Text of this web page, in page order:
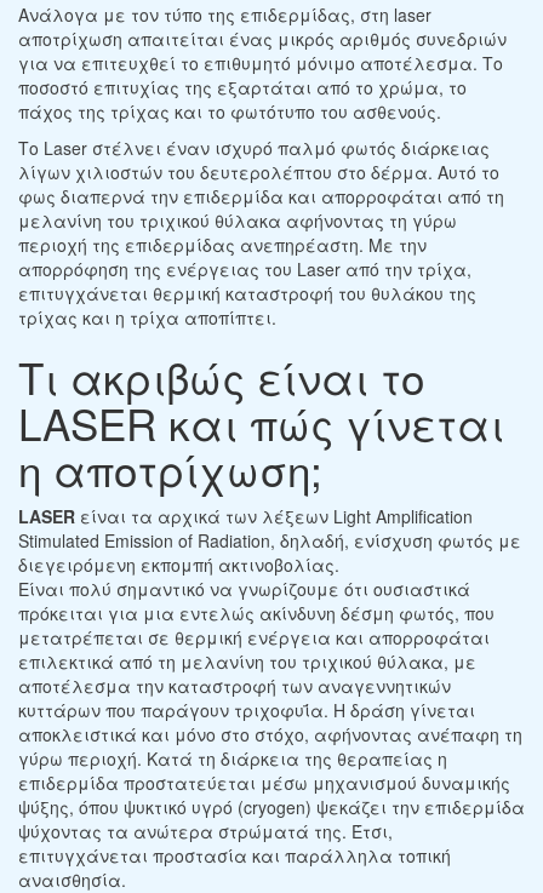
Ανάλογα με τον τύπο της επιδερμίδας, στη laser
αποτρίχωση απαιτείται ένας μικρός αριθμός συνεδριών
για να επιτευχθεί το επιθυμητό μόνιμο αποτέλεσμα. Το
ποσοστό επιτυχίας της εξαρτάται από το χρώμα, το
πάχος της τρίχας και το φωτότυπο του ασθενούς.
Το Laser στέλνει έναν ισχυρό παλμό φωτός διάρκειας
λίγων χιλιοστών του δευτερολέπτου στο δέρμα. Αυτό το
φως διαπερνά την επιδερμίδα και απορροφάται από τη
μελανίνη του τριχικού θύλακα αφήνοντας τη γύρω
περιοχή της επιδερμίδας ανεπηρέαστη. Με την
απορρόφηση της ενέργειας του Laser από την τρίχα,
επιτυγχάνεται θερμική καταστροφή του θυλάκου της
τρίχας και η τρίχα αποπίπτει.
Τι ακριβώς είναι το
LASER και πώς γίνεται
η αποτρίχωση;
LASER είναι τα αρχικά των λέξεων Light Amplification
Stimulated Emission of Radiation, δηλαδή, ενίσχυση φωτός με
διεγειρόμενη εκπομπή ακτινοβολίας.
Είναι πολύ σημαντικό να γνωρίζουμε ότι ουσιαστικά
πρόκειται για μια εντελώς ακίνδυνη δέσμη φωτός, που
μετατρέπεται σε θερμική ενέργεια και απορροφάται
επιλεκτικά από τη μελανίνη του τριχικού θύλακα, με
αποτέλεσμα την καταστροφή των αναγεννητικών
κυττάρων που παράγουν τριχοφυΐα. Η δράση γίνεται
αποκλειστικά και μόνο στο στόχο, αφήνοντας ανέπαφη τη
γύρω περιοχή. Κατά τη διάρκεια της θεραπείας η
επιδερμίδα προστατεύεται μέσω μηχανισμού δυναμικής
ψύξης, όπου ψυκτικό υγρό (cryogen) ψεκάζει την επιδερμίδα
ψύχοντας τα ανώτερα στρώματά της. Έτσι,
επιτυγχάνεται προστασία και παράλληλα τοπική
αναισθησία.